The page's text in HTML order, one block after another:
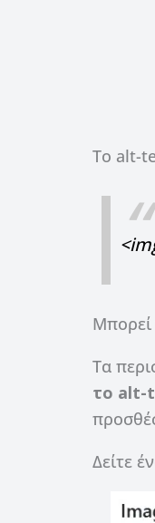
Το alt-
Μπορεί
Τα
το alt-
Δείτε